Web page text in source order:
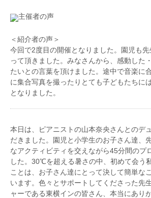
桐生交響楽団第31回定期演奏会
ストを務め、好評を博した。
現在はティーチング・アーティ
ク初心者の方々にも楽しんでい
ワークショップを多数企画・開
国立音楽大学学部演奏助手(管
ミー ミュージック・アトリエ講
千春、黒田亜樹、楊麗貞氏に師
主催者の声
＜紹介者の声＞
今回で2度目の開催となりました。園児も
って頂きました。みなさんから、感動した
たいとの言葉を頂けました。途中で音楽に
に集合写真を撮ったりとても子どもたちに
となりました。
本日は、ピアニストの山本奈央さんとのデ
だきました。園児と小学生のお子さん達、
なアクティビティを交えながら45分間のプ
した。30℃を超える暑さの中、初めて会う
ことは、お子さん達にとって決して簡単な
います。色々とサポートしてくださった先
ャーである東横インの皆さん、本当にあり